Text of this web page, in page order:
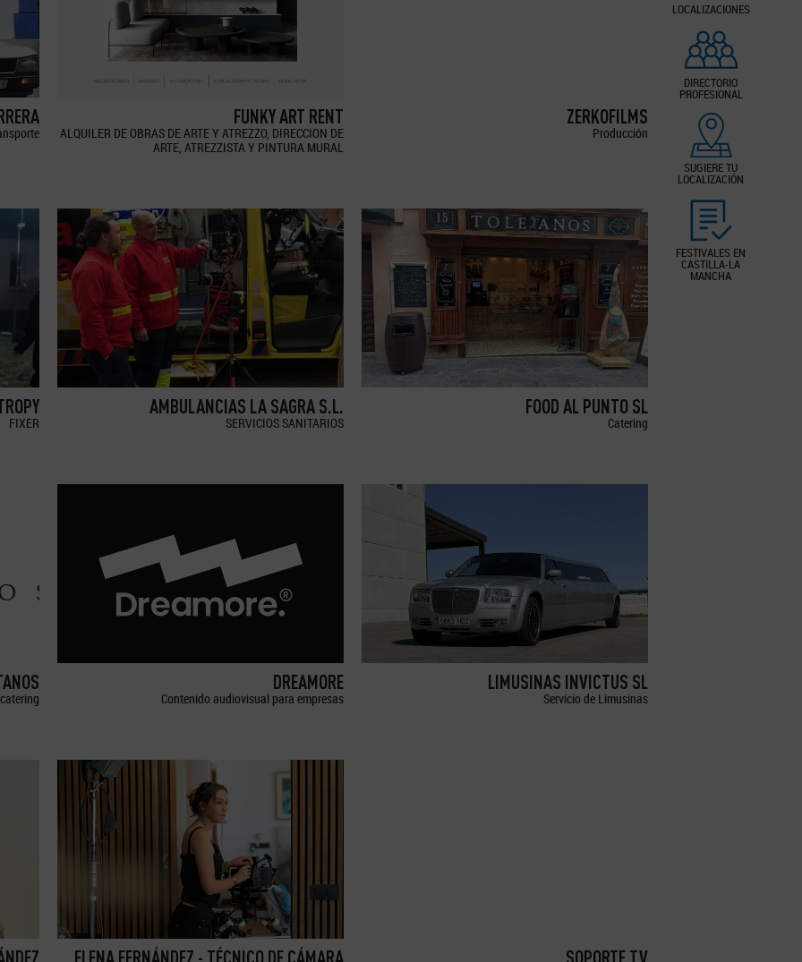
LOCALIZACIONES
DIRECTORIO
PROFESIONAL
SUGIERE TU
LOCALIZACIÓN
FESTIVALES EN
CASTILLA-LA
MANCHA
FUNKY ART RENT
ALQUILER DE OBRAS DE ARTE Y ATREZZO, DIRECCION DE
ARTE, ATREZZISTA Y PINTURA MURAL
ZERKOFILMS
Producción
FIXER
AMBULANCIAS LA SAGRA S.L.
SERVICIOS SANITARIOS
FOOD AL PUNTO SL
Catering
DREAMORE
Contenido audiovisual para empresas
LIMUSINAS INVICTUS SL
Servicio de Limusinas
ELENA FERNÁNDEZ - TÉCNICO DE CÁMARA SOPORTE TV